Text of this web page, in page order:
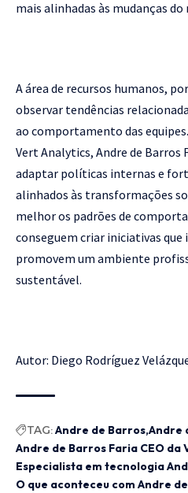
mais alinhadas às mudanças do
A área de recursos humanos,
observar tendências
ao comportamento das
Vert Analytics, Andre de Barros
adaptar políticas internas e
alinhados às transformações
melhor os padrões de
conseguem criar iniciativas
promovem um ambiente
sustentável.
Autor: Diego Rodríguez
TAG:Andre de Barros Andre
Andre de Barros Faria CEO da
Especialista em tecnologia
O que aconteceu com Andre